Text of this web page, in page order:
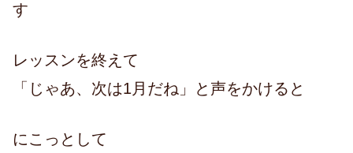
す
レッスンを終えて
「じゃあ、次は1月だね」と声をかけると
にこっとして